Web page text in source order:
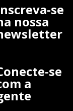
se
nossa
se
a